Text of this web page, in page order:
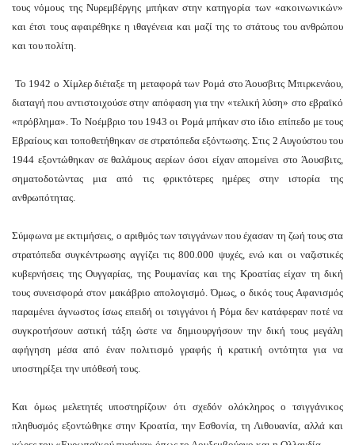
τους νόμους της Νυρεμβέργης μπήκαν στην κατηγορία των «ακοινωνικών»
και έτσι τους αφαιρέθηκε η ιθαγένεια και μαζί της το στάτους του ανθρώπου
και του πολίτη.
Το 1942 ο Χίμλερ διέταξε τη μεταφορά των Ρομά στο Άουσβιτς Μπιρκενάου,
διαταγή που αντιστοιχούσε στην απόφαση για την «τελική λύση» στο εβραϊκό
«πρόβλημα». Το Νοέμβριο του 1943 οι Ρομά μπήκαν στο ίδιο επίπεδο με τους
Εβραίους και τοποθετήθηκαν σε στρατόπεδα εξόντωσης. Στις 2 Αυγούστου του
1944 εξοντώθηκαν σε θαλάμους αερίων όσοι είχαν απομείνει στο Άουσβιτς,
σηματοδοτώντας μια από τις φρικτότερες ημέρες στην ιστορία της
ανθρωπότητας.
Σύμφωνα με εκτιμήσεις, ο αριθμός των τσιγγάνων που έχασαν τη ζωή τους στα
στρατόπεδα συγκέντρωσης αγγίζει τις 800.000 ψυχές, ενώ και οι ναζιστικές
κυβερνήσεις της Ουγγαρίας, της Ρουμανίας και της Κροατίας είχαν τη δική
τους συνεισφορά στον μακάβριο απολογισμό. Όμως, ο δικός τους Αφανισμός
παραμένει άγνωστος ίσως επειδή οι τσιγγάνοι ή Ρόμα δεν κατάφεραν ποτέ να
συγκροτήσουν αστική τάξη ώστε να δημιουργήσουν την δική τους μεγάλη
αφήγηση μέσα από έναν πολιτισμό γραφής ή κρατική οντότητα για να
υποστηρίξει την υπόθεσή τους.
Και όμως μελετητές υποστηρίζουν ότι σχεδόν ολόκληρος ο τσιγγάνικος
πληθυσμός εξοντώθηκε στην Κροατία, την Εσθονία, τη Λιθουανία, αλλά και